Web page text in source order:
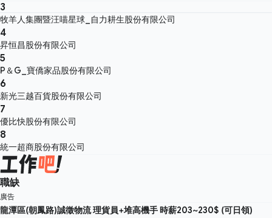
3
牧羊人集團暨汪喵星球_自力耕生股份有限公司
4
昇恒昌股份有限公司
5
P＆G_寶僑家品股份有限公司
6
新光三越百貨股份有限公司
7
優比快股份有限公司
8
統一超商股份有限公司
職缺
廣告
龍潭區(朝鳳路)誠徵物流 理貨員+堆高機手 時薪203~230$ (可日領)